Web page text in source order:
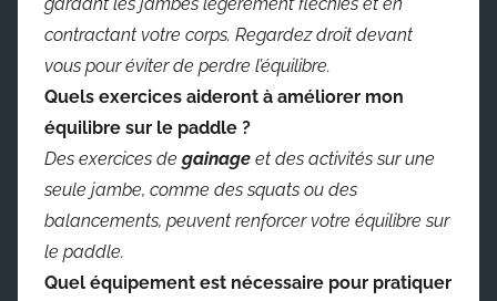
contractant votre corps. Regardez droit devant
vous pour éviter de perdre l’équilibre.
Quels exercices aideront à améliorer mon
équilibre sur le paddle ?
Des exercices de gainage et des activités sur une
seule jambe, comme des squats ou des
balancements, peuvent renforcer votre équilibre sur
le paddle.
Quel équipement est nécessaire pour pratiquer